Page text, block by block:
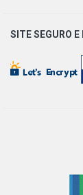
SITE SEGURO E